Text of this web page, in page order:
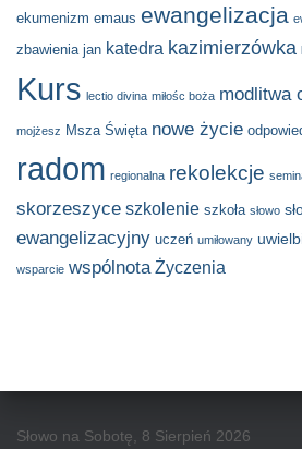
ekumenizm emaus ewangelizacja
zbawienia jan katedra kazimierzówka
Kurs lectio divina miłośc boża modlitwa
mojżesz Msza Święta nowe życie
radom regionalna rekolekcje
skorzeszyce szkolenie szkoła słowo
ewangelizacyjny uczeń umiłowany
wsparcie wspólnota Życzenia
Słowo na Sobotę, 8 Sierpień 2026